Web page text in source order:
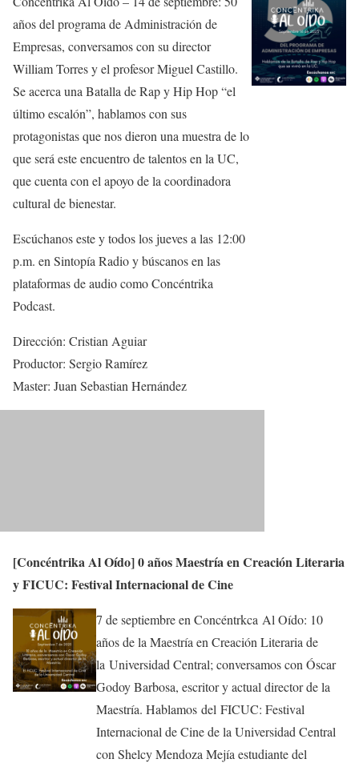
años del programa de Administración de
Empresas, conversamos con su director
William Torres y el profesor Miguel Castillo.
Se acerca una Batalla de Rap y Hip Hop “el
último escalón”, hablamos con sus
protagonistas que nos dieron una muestra de lo
que será este encuentro de talentos en la UC,
que cuenta con el apoyo de la coordinadora
cultural de bienestar.
Escúchanos este y todos los jueves a las 12:00
p.m. en Sintopía Radio y búscanos en las
plataformas de audio como Concéntrika
Podcast.
Dirección: Cristian Aguiar
Productor: Sergio Ramírez
Master: Juan Sebastian Hernández
[Concéntrika Al Oído] 0 años Maestría en Creación Literaria
y FICUC: Festival Internacional de Cine
7 de septiembre en Concéntrkca Al Oído: 10
años de la Maestría en Creación Literaria de
la Universidad Central; conversamos con Óscar
Godoy Barbosa, escritor y actual director de la
Maestría. Hablamos del FICUC: Festival
Internacional de Cine de la Universidad Central
con Shelcy Mendoza Mejía estudiante del